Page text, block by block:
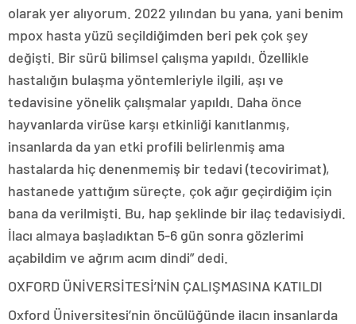
olarak yer alıyorum. 2022 yılından bu yana, yani benim
mpox hasta yüzü seçildiğimden beri pek çok şey
değişti. Bir sürü bilimsel çalışma yapıldı. Özellikle
hastalığın bulaşma yöntemleriyle ilgili, aşı ve
tedavisine yönelik çalışmalar yapıldı. Daha önce
hayvanlarda virüse karşı etkinliği kanıtlanmış,
insanlarda da yan etki profili belirlenmiş ama
hastalarda hiç denenmemiş bir tedavi (tecovirimat),
hastanede yattığım süreçte, çok ağır geçirdiğim için
bana da verilmişti. Bu, hap şeklinde bir ilaç tedavisiydi.
İlacı almaya başladıktan 5-6 gün sonra gözlerimi
açabildim ve ağrım acım dindi” dedi.
OXFORD ÜNİVERSİTESİ’NİN ÇALIŞMASINA KATILDI
Oxford Üniversitesi’nin öncülüğünde ilacın insanlarda